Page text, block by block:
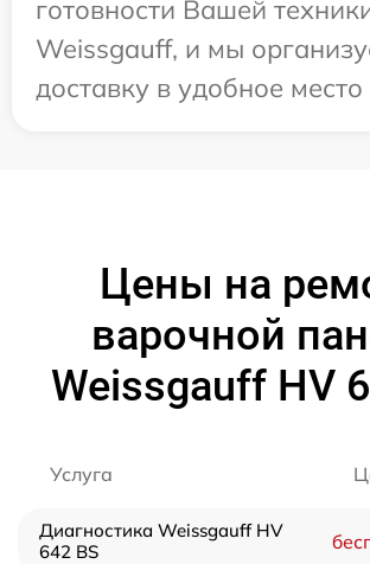
готовности Вашей
Weissgauff, и мы
доставку в удобное
Цены на
варочной
Weissgauff HV
Услуга
Диагностика Weissgauff HV
642 BS